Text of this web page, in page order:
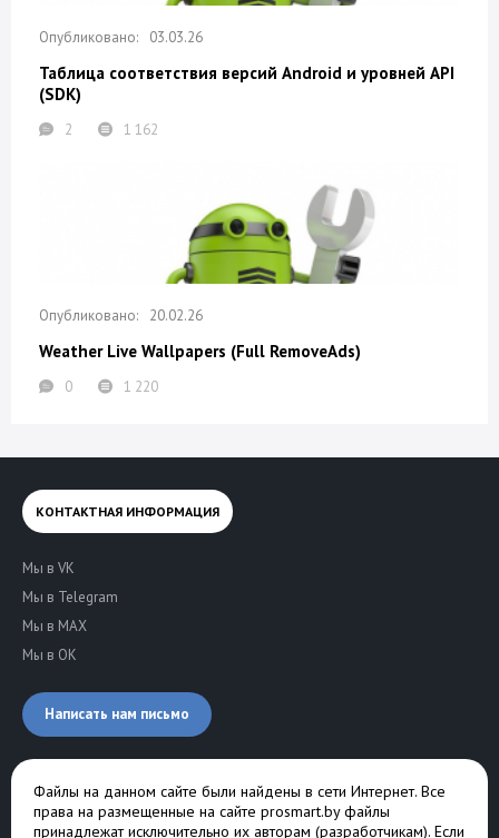
03.03.26
Таблица соответствия версий Android и уровней API
(SDK)
2 1 162
20.02.26
Weather Live Wallpapers (Full RemoveAds)
0 1 220
КОНТАКТНАЯ ИНФОРМАЦИЯ
Мы в VK
Мы в Telegram
Мы в MAX
Мы в OK
Написать нам письмо
Файлы на данном сайте были найдены в сети Интернет. Все
права на размещенные на сайте prosmart.by файлы
принадлежат исключительно их авторам (разработчикам). Если